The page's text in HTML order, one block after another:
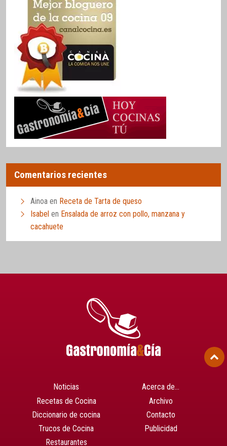
Comentarios recientes
Ainoa en Receta de Tarta de queso
Isabel en Ensalada de arroz con pollo, manzana y
cacahuete
Noticias
Recetas de Cocina
Diccionario de cocina
Trucos de Cocina
Restaurantes
Acerca de…
Archivo
Contacto
Publicidad